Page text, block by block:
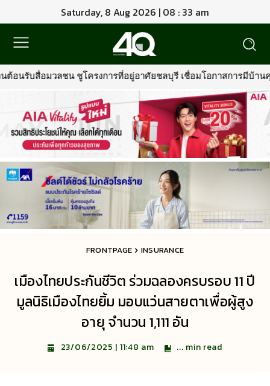
Saturday, 8 Aug 2026 | 08 : 33 am
รที่อยู่อาศัยชลบุรี เชื่อมโอกาสการมีบ้านคุณภาพ รองรับการเติบโตพื้
FRONTPAGE INSURANCE
เมืองไทยประกันชีวิต ร่วมฉลองครบรอบ 11 ปี
มูลนิธิเมืองไทยยิ้ม มอบแว่นสายตาเพื่อผู้สูง
อายุ จำนวน 1,111 อัน
23/06/2025 | 11:48 am ... min read